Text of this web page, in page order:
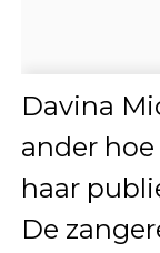
Davina
ander
haar
De